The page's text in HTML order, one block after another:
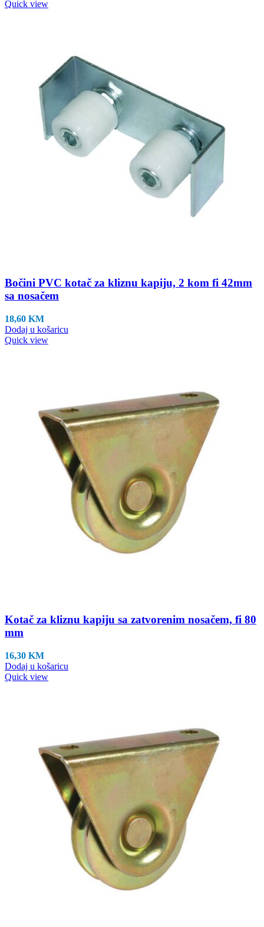
Quick view
Bočini PVC kotač za kliznu kapiju, 2 kom fi 42mm
sa nosačem
18,60 KM
Dodaj u košaricu
Quick view
Kotač za kliznu kapiju sa zatvorenim nosačem, fi 80
mm
16,30 KM
Dodaj u košaricu
Quick view